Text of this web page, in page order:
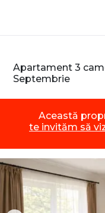
Apartament 3
Septembrie
Această
te invităm să